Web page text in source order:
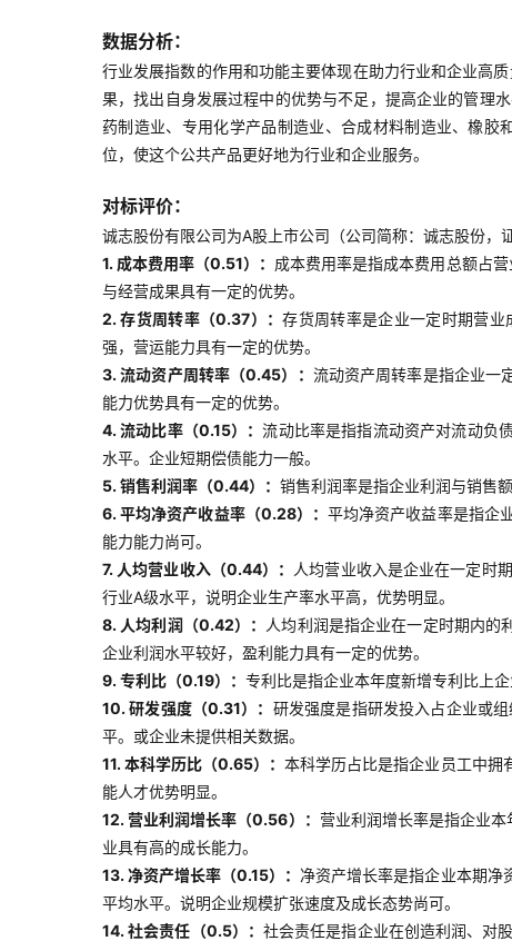
数据分析：
行业发展指数的作用和功能主要体现在助力行业和企业高
果，找出自身发展过程中的优势与不足，提高企业的管理
药制造业、专用化学产品制造业、合成材料制造业、橡
位，使这个公共产品更好地为行业和企业服务。
对标评价：
诚志股份有限公司为A股上市公司（公司简称：诚志股份
1. 成本费用率（0.51）： 成本费用率是指成本费用总额占
与经营成果具有一定的优势。
2. 存货周转率（0.37）：存货周转率是企业一定时期营
强，营运能力具有一定的优势。
3. 流动资产周转率（0.45）： 流动资产周转率是指企业一
能力优势具有一定的优势。
4. 流动比率（0.15）：流动比率是指指流动资产对流动负
水平。企业短期偿债能力一般。
5. 销售利润率（0.44）： 销售利润率是指企业利润与销售
6. 平均净资产收益率（0.28）： 平均净资产收益率是指企
能力能力尚可。
7. 人均营业收入（0.44）：
人均营业收入是企业在一定时
行业A级水平，说明企业生产率水平高，优势明显。
8. 人均利润（0.42）：
人均利润是指企业在一定时期内的
企业利润水平较好，盈利能力具有一定的优势。
9. 专利比（0.19）： 专利比是指企业本年度新增专利比上
10. 研发强度（0.31）： 研发强度是指研发投入占企业或
平。或企业未提供相关数据。
11. 本科学历比（0.65）：本科学历占比是指企业员工中拥
能人才优势明显。
12. 营业利润增长率（0.56）： 营业利润增长率是指企业
业具有高的成长能力。
13. 净资产增长率（0.15）： 净资产增长率是指企业本期净
平均水平。说明企业规模扩张速度及成长态势尚可。
14. 社会责任（0.5）： 社会责任是指企业在创造利润、对